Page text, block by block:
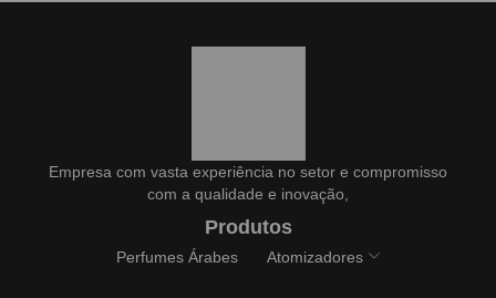
Empresa com vasta experiência no setor e compromisso
com a qualidade e inovação,
Produtos
Perfumes Árabes Atomizadores